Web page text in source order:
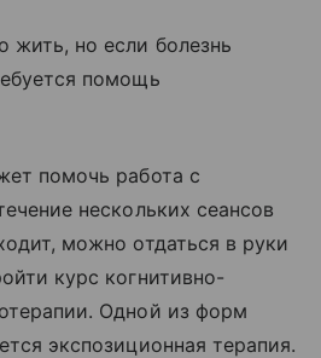
но если болезнь
помощь
помочь работа с
нескольких сеансов
можно отдаться в руки
курс когнитивно-
Одной из форм
экспозиционная терапия.